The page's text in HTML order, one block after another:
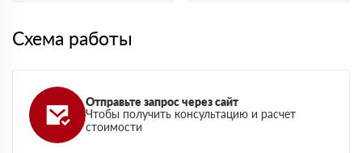
Схема работы
Отправьте запрос через сайт
Чтобы получить консультацию и расчет
стоимости